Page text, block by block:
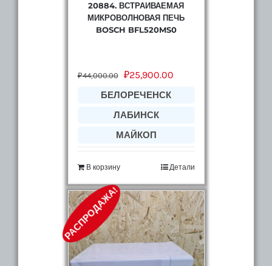
20884. ВСТРАИВАЕМАЯ
МИКРОВОЛНОВАЯ ПЕЧЬ
BOSCH BFL520MS0
₽44,000.00 ₽25,900.00
БЕЛОРЕЧЕНСК
ЛАБИНСК
МАЙКОП
В корзину Детали
РАСПРОДАЖА!